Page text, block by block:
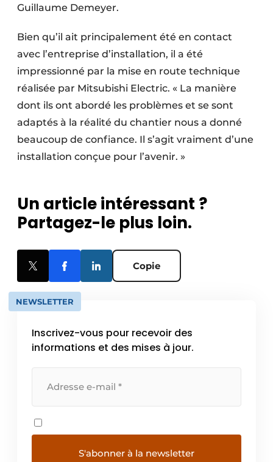
Guillaume Demeyer.
Bien qu’il ait principalement été en contact
avec l’entreprise d’installation, il a été
impressionné par la mise en route technique
réalisée par Mitsubishi Electric. « La manière
dont ils ont abordé les problèmes et se sont
adaptés à la réalité du chantier nous a donné
beaucoup de confiance. Il s’agit vraiment d’une
installation conçue pour l’avenir. »
Un article intéressant ?
Partagez-le plus loin.
Copie
NEWSLETTER
Inscrivez-vous pour recevoir des
informations et des mises à jour.